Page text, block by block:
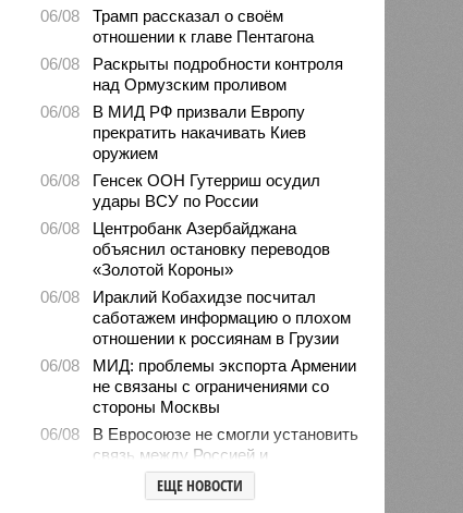
06/08
Трамп рассказал о своём
отношении к главе Пентагона
06/08
Раскрыты подробности контроля
над Ормузским проливом
06/08
В МИД РФ призвали Европу
прекратить накачивать Киев
оружием
06/08
Генсек ООН Гутерриш осудил
удары ВСУ по России
06/08
Центробанк Азербайджана
объяснил остановку переводов
«Золотой Короны»
06/08
Ираклий Кобахидзе посчитал
саботажем информацию о плохом
отношении к россиянам в Грузии
06/08
МИД: проблемы экспорта Армении
не связаны с ограничениями со
стороны Москвы
06/08
В Евросоюзе не смогли установить
связь между Россией и
миграционным кризисом в Сеуте
Ямпольская объяснила причины
ЕЩЕ НОВОСТИ